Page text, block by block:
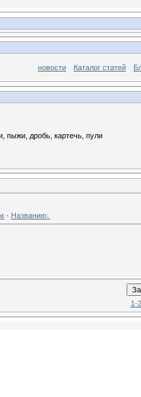
новости Каталог статей
пыжи, дробь, картечь, пули
· Названию
1-